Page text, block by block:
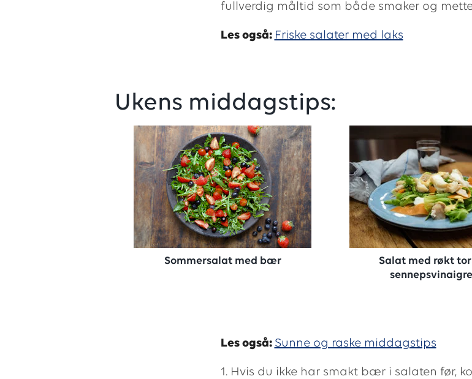
fullverdig måltid som både smaker og
Les også: Friske salater med laks
Ukens middagstips:
Sommersalat med bær
Salat med røkt
Les også: Sunne og raske middagstips
1. Hvis du ikke har smakt bær i salaten før,